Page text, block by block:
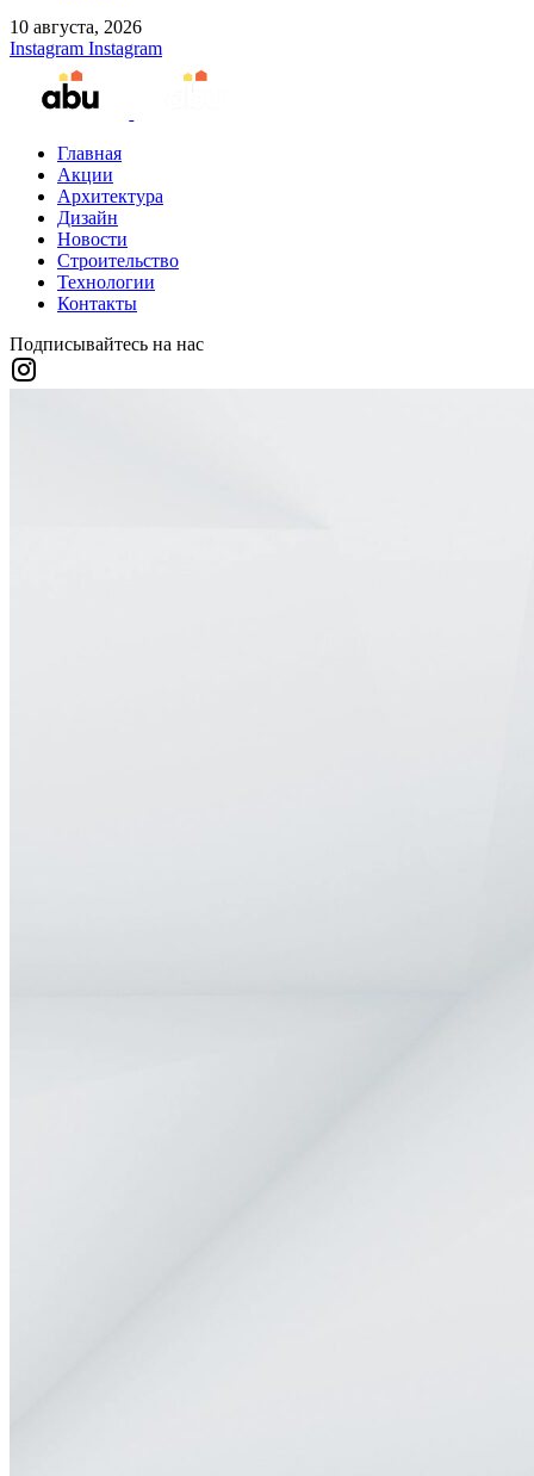
10 августа, 2026
Instagram Instagram
Главная
Акции
Архитектура
Дизайн
Новости
Строительство
Технологии
Контакты
Подписывайтесь на нас